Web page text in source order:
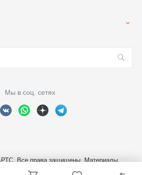
Мы в соц. сетях
Все права защищены. Материалы,
сайте являются собственностью ООО